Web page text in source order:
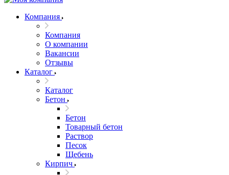
Компания
Компания
О компании
Вакансии
Отзывы
Каталог
Каталог
Бетон
Бетон
Товарный бетон
Раствор
Песок
Щебень
Кирпич